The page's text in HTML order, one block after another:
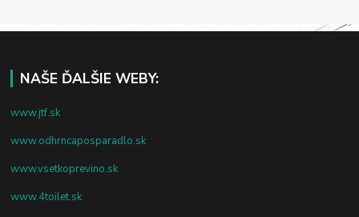
NAŠE ĎALŠIE WEBY:
www.jtf.sk
www.odhrncaposparadlo.sk
www.vsetkoprevino.sk
www.4toilet.sk